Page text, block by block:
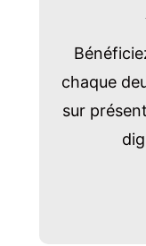
chaque
sur